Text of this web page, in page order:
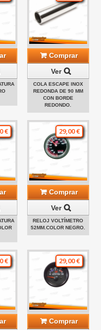
Comprar
Ver
COLA ESCAPE INOX
REDONDA DE 90 MM
CON BORDE
REDONDO.
€ 29,00 €
Comprar
Ver
RELOJ VOLTÍMETRO
52MM.COLOR NEGRO.
€ 29,00 €
Comprar